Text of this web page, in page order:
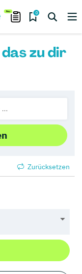
0
zu dir
Zurücksetzen